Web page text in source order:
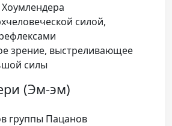
Хоумлендера
силой,
зрение, выстреливающее
силы
(Эм-эм)
группы Пацанов